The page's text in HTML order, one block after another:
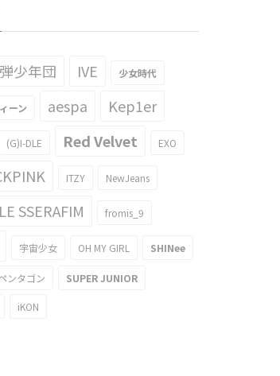
少年団 IVE 少女時代
ーン aespa Kep1er
(G)I-DLE Red Velvet EXO
ITZY NewJeans
LE SSERAFIM fromis_9
宇宙少女 OH MY GIRL SHINee
ンタゴン SUPER JUNIOR
iKON